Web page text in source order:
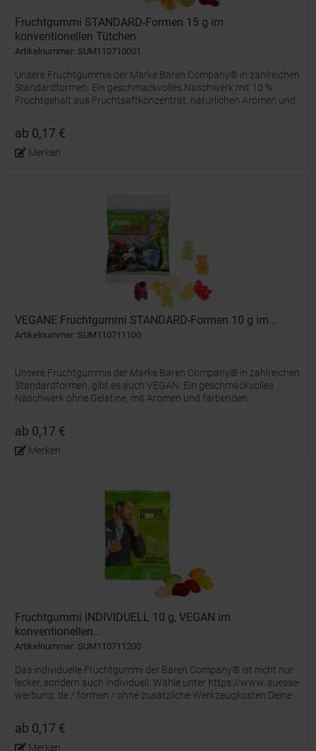
Fruchtgummi STANDARD-Formen 15 g im
konventionellen Tütchen
Artikelnummer: SUM110710001
Unsere Fruchtgummis der Marke Bären Company® in zahlreichen
Standardformen. Ein geschmackvolles Naschwerk mit 10 %
Fruchtgehalt aus Fruchtsaftkonzentrat, natürlichen Aromen und
ab 0,17 €
Merken
VEGANE Fruchtgummi STANDARD-Formen 10 g im...
Artikelnummer: SUM110711100
Unsere Fruchtgummis der Marke Bären Company® in zahlreichen
Standardformen, gibt es auch VEGAN. Ein geschmackvolles
Naschwerk ohne Gelatine, mit Aromen und färbenden
gemischt und...
ab 0,17 €
Merken
Fruchtgummi INDIVIDUELL 10 g, VEGAN im
konventionellen...
Artikelnummer: SUM110711200
Das individuelle Fruchtgummi der Bären Company® ist nicht nur
lecker, sondern auch individuell. Wähle unter https://www. suesse-
werbung. de / formen / ohne zusätzliche Werkzeugkosten Deine
ab 0,17 €
Merken